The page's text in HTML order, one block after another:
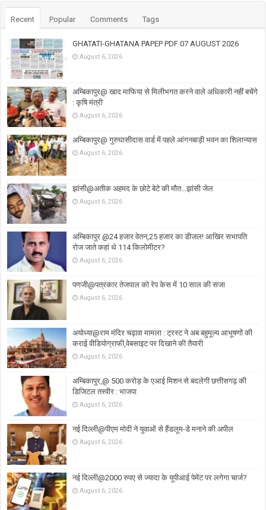
Recent Popular Comments Tags
GHATATI-GHATANA PAPEP PDF 07 AUGUST 2026
August 6, 2026
अम्बिकापुर@ खाद माफिया से मिलीभगत करने वाले अधिकारी नहीं बचेंगे
: कृषि मंत्री
August 6, 2026
अम्बिकापुर@ गुरुघासीदास वार्ड में पहले आंगनबाड़ी भवन का शिलान्यास
August 6, 2026
झांसी@अतीक अहमद के छोटे बेटे की मौत…झांसी जेल
August 6, 2026
अम्बिकापुर @24 हजार वेतन,25 हजार का डीजल! आखिर सभापति
रोज जाते कहां थे 114 किलोमीटर?
August 6, 2026
पणजी@पत्रकार तेजपाल को रेप केस में 10 साल की सजा
August 6, 2026
अयोध्या@राम मंदिर चढ़ावा मामला : ट्रस्ट ने अब बहुमूल्य आभूषणों की
कराई वीडियोग्राफी,वेबसाइट पर दिखाने की तैयारी
August 6, 2026
अम्बिकापुर,@ 500 करोड़ के एआई मिशन से बदलेगी छत्तीसगढ़ की
डिजिटल तस्वीर : भाजपा
August 6, 2026
नई दिल्ली@पीएम मोदी ने युवाओं से हैंडलूम-डे मनाने की अपील
August 6, 2026
नई दिल्ली@2000 रुपए से ज्यादा के यूपीआई पेमेंट पर लगेगा चार्ज?
August 6, 2026